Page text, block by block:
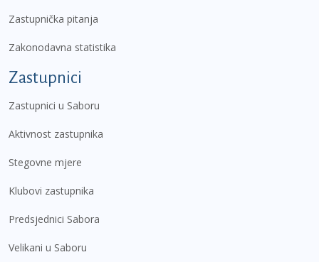
Zastupnička pitanja
Zakonodavna statistika
Zastupnici
Zastupnici u Saboru
Aktivnost zastupnika
Stegovne mjere
Klubovi zastupnika
Predsjednici Sabora
Velikani u Saboru